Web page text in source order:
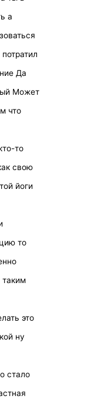
а
Да
Может
что
то
свою
йоги
то
таким
это
ну
стало